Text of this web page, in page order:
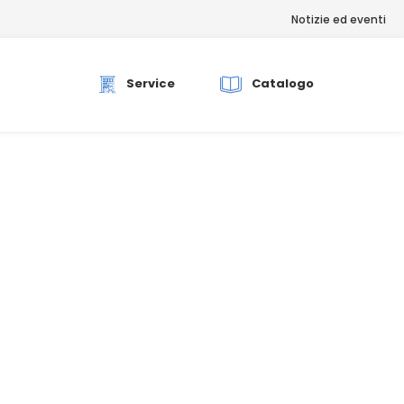
Notizie ed eventi
Service Catalogo